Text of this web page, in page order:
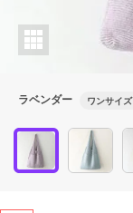
ラベンダー ワンサイズ